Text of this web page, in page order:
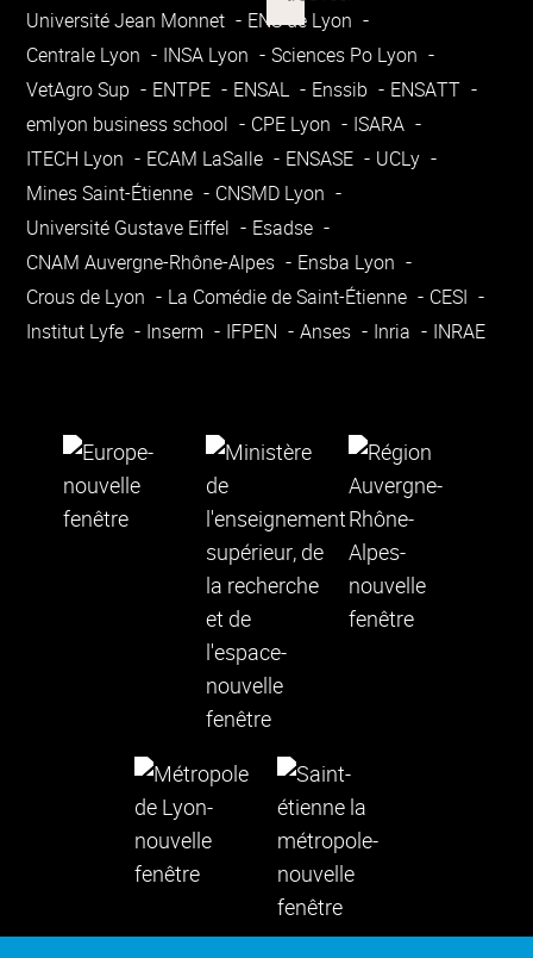
Université Jean Monnet
ENS de Lyon
Centrale Lyon
INSA Lyon
Sciences Po Lyon
VetAgro Sup
ENTPE ENSAL Enssib
ENSATT
emlyon business school
CPE Lyon
ISARA
ITECH Lyon
ECAM LaSalle ENSASE
UCLy
Mines Saint-Étienne
CNSMD Lyon
Université Gustave Eiffel
Esadse
CNAM Auvergne-Rhône-Alpes
Ensba Lyon
Crous de Lyon
La Comédie de Saint-Étienne
CESI
Institut Lyfe
Inserm IFPEN Anses Inria INRAE